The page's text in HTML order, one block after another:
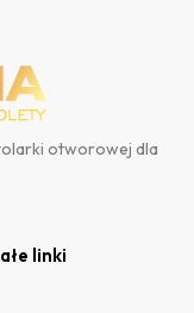
otworowej dla
linki